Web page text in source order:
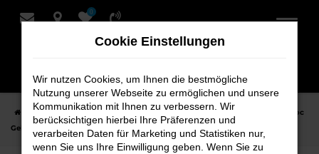
Zum
0
Startseite Cuxhaven VW VW T-Roc
Finden Sie Ihren VW T-Roc
Gebrauchtwagen für Cuxhaven bei Schmidt + Koch
Cookie Einstellungen
Wir nutzen Cookies, um Ihnen die bestmögliche
Nutzung unserer Webseite zu ermöglichen und unsere
Kommunikation mit Ihnen zu verbessern. Wir
berücksichtigen hierbei Ihre Präferenzen und
verarbeiten Daten für Marketing und Statistiken nur,
wenn Sie uns Ihre Einwilligung geben. Wenn Sie zu